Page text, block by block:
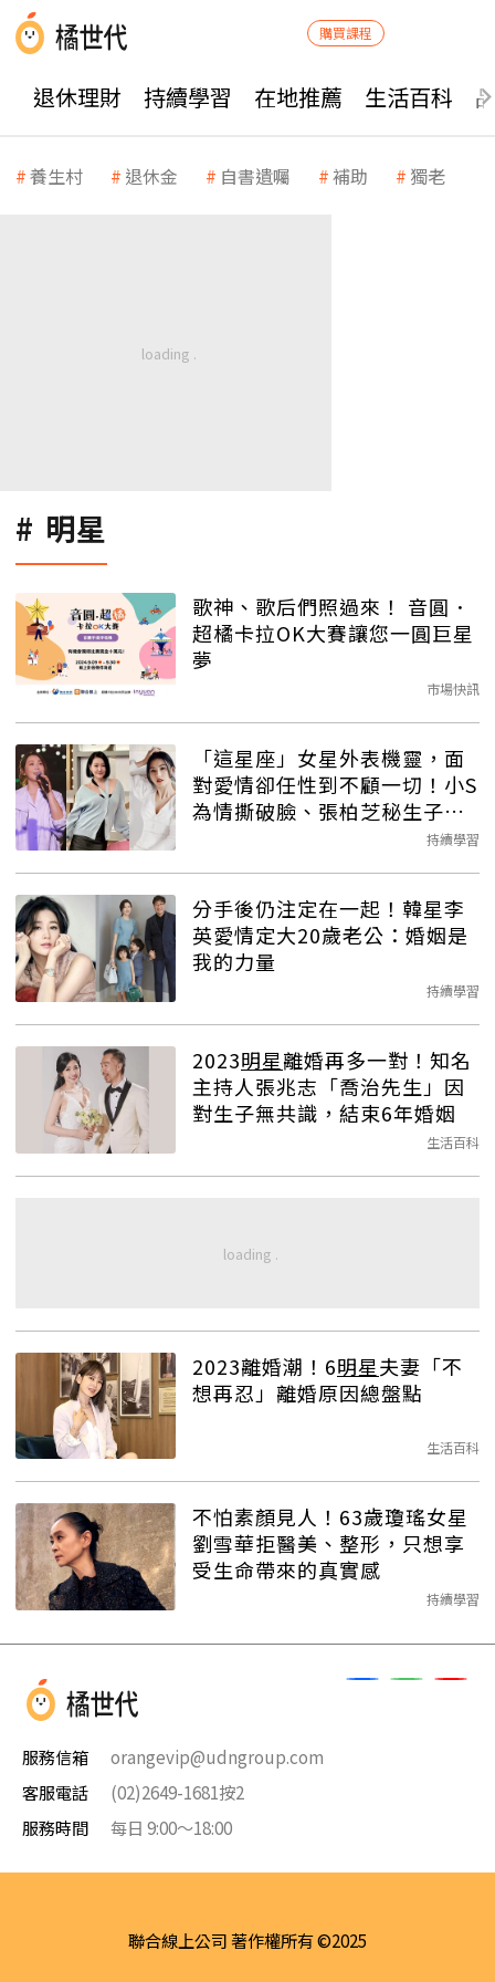
購買課程
退休理財 持續學習 在地推薦 生活百科
養生村 退休金 自書遺囑 補助 獨老
明星
歌神、歌后們照過來！ 音圓．
超橘卡拉OK大賽讓您一圓巨星
夢
市場快訊
「這星座」女星外表機靈，面
對愛情卻任性到不顧一切！小S
為情撕破臉、張柏芝秘生子藏
持續學習
分手後仍注定在一起！韓星李
英愛情定大20歲老公：婚姻是
我的力量
持續學習
2023明星離婚再多一對！知名
主持人張兆志「喬治先生」因
對生子無共識，結束6年婚姻
生活百科
2023離婚潮！6明星夫妻「不
想再忍」離婚原因總盤點
生活百科
不怕素顏見人！63歲瓊瑤女星
劉雪華拒醫美、整形，只想享
受生命帶來的真實感
持續學習
服務信箱
orangevip@udngroup.com
客服電話
(02)2649-1681按2
服務時間
每日 9:00～18:00
聯合線上公司 著作權所有 ©2025